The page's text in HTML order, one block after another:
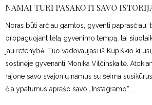
NAMAI TURI PASAKOTI SAVO
Noras būti arčiau gamtos, gyventi paprasčiau,
propaguojant lėtą gyvenimo tempą, tai
jau retenybė. Tuo vadovaujasi iš Kupiškio
sostinėje gyvenanti Monika Vilčinskaitė.
rajone savo svajonių namus su šeima
čia ypatumus aprašo savo „Instagramo“